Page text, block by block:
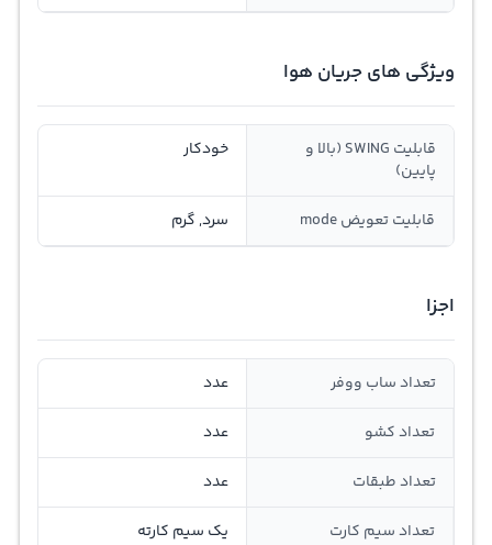
ویژگی های جریان هوا
قابلیت SWING (بالا و
پایین)
خودکار
قابلیت تعویض mode سرد, گرم
اجزا
تعداد ساب ووفر عدد
تعداد کشو عدد
تعداد طبقات عدد
تعداد سیم کارت یک سیم کارته